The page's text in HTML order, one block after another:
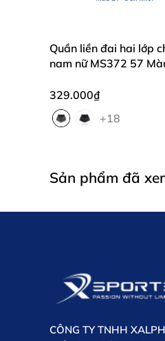
Quần liền đai hai lớp
nam nữ MS372 57
329.000₫
+18
Sản phẩm đã
CÔNG TY TNHH